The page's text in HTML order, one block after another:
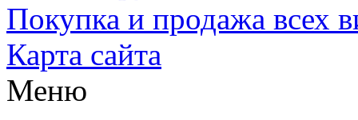
Покупка и продажа всех
Карта сайта
Меню